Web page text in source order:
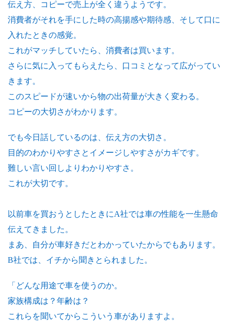
伝え方、コピーで売上が全く違うようです。
消費者がそれを手にした時の高揚感や期待感、そして口に
入れたときの感覚。
これがマッチしていたら、消費者は買います。
さらに気に入ってもらえたら、口コミとなって広がってい
きます。
このスピードが速いから物の出荷量が大きく変わる。
コピーの大切さがわかります。
でも今日話しているのは、伝え方の大切さ。
目的のわかりやすさとイメージしやすさがカギです。
難しい言い回しよりわかりやすさ。
これが大切です。
以前車を買おうとしたときにA社では車の性能を一生懸命
伝えてきました。
まあ、自分が車好きだとわかっていたからでもあります。
B社では、イチから聞きとられました。
「どんな用途で車を使うのか。
家族構成は？年齢は？
これらを聞いてからこういう車がありますよ。